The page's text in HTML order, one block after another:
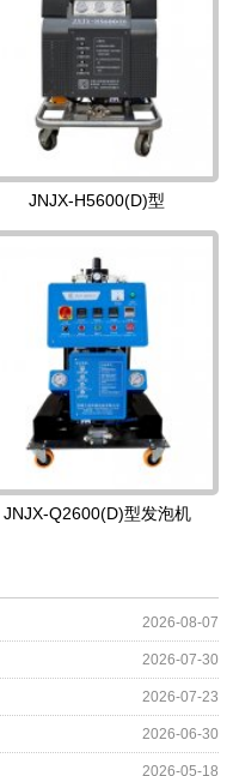
JNJX-H5600(D)型
JNJX-Q2600(D)型发泡机
2026-08-07
2026-07-30
2026-07-23
2026-06-30
2026-05-18